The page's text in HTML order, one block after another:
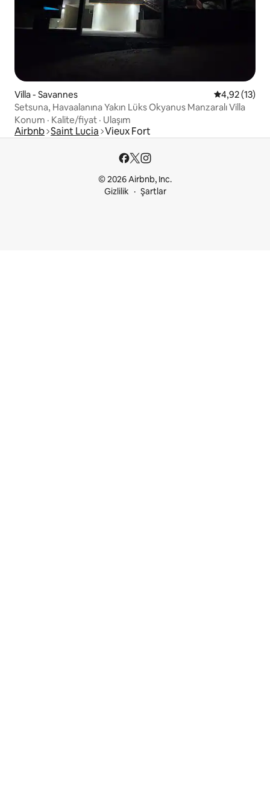
Villa - Savannes 5 üzerinden
4,92 (13)
Setsuna, Havaalanına Yakın Lüks Okyanus Manzaralı Villa
Konum · Kalite/fiyat · Ulaşım
Airbnb Saint Lucia Vieux Fort
© 2026 Airbnb, Inc.
Gizlilik
Şartlar